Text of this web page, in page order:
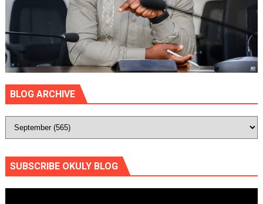
BLOG ARCHIVE
SUBSCRIBE OKULY BLOG